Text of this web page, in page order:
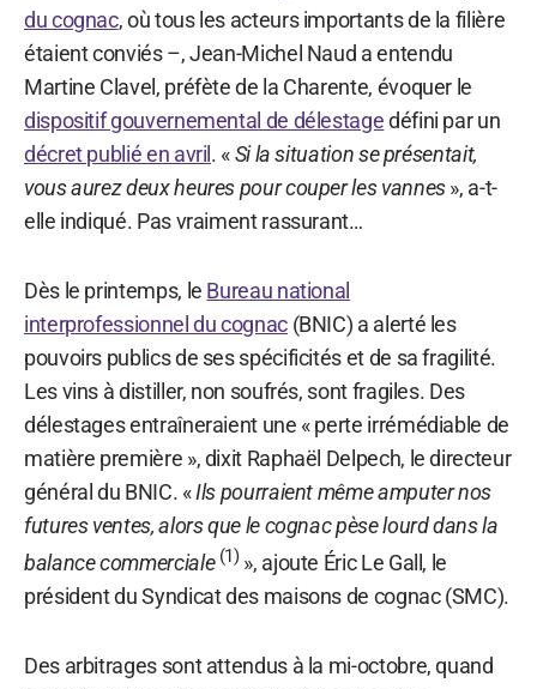
du cognac, où tous les acteurs importants de la filière
étaient conviés –, Jean-Michel Naud a entendu
Martine Clavel, préfète de la Charente, évoquer le
dispositif gouvernemental de délestagedéfini par un
décret publié en avril . «Si la situation se présentait,
vous aurez deux heures pour couper les vannes», a-t-
elle indiqué. Pas vraiment rassurant…
Dès le printemps, le Bureau national
interprofessionnel du cognac(BNIC) a alerté les
pouvoirs publics de ses spécificités et de sa fragilité.
Les vins à distiller, non soufrés, sont fragiles. Des
délestages entraîneraient une « perte irrémédiable de
matière première », dixit Raphaël Delpech, le directeur
général du BNIC. «Ils pourraient même amputer nos
futures ventes, alors que le cognac pèse lourd dans la
balance commerciale (1)», ajoute Éric Le Gall, le
président du Syndicat des maisons de cognac (SMC).
Des arbitrages sont attendus à la mi-octobre, quand